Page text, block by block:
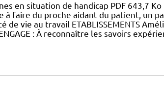
en situation de handicap PDF 643,7
à faire du proche aidant du patient, un
de vie au travail ETABLISSEMENTS
: À reconnaître les savoirs